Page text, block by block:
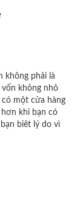
không phải là
không nhỏ
một cửa hàng
khi bạn có
biêt lý do vì